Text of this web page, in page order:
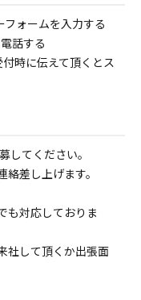
ォームを入力する
話する
時に伝えて頂くとス
してください。
差し上げます。
も対応しておりま
社して頂くか出張面